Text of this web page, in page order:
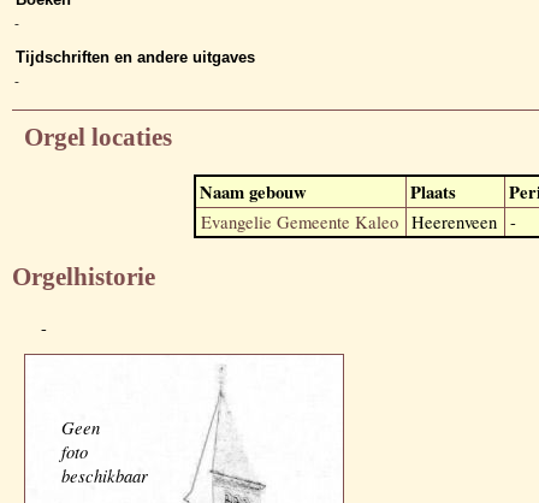
-
Tijdschriften en andere uitgaves
-
Orgel locaties
Naam gebouw Plaats
Evangelie Gemeente Kaleo Heerenveen -
Orgelhistorie
-
Geen
foto
beschikbaar